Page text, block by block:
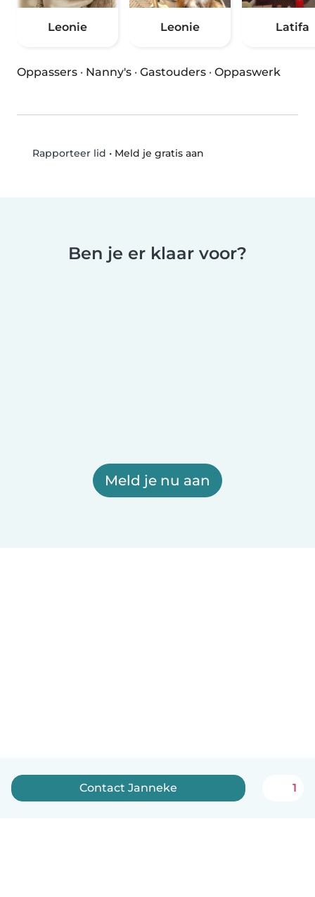
Leonie Leonie Latifa
Oppassers · Nanny's · Gastouders · Oppaswerk
Rapporteer lid • Meld je gratis aan
Ben je er klaar voor?
Meld je nu aan
Contact Janneke 1